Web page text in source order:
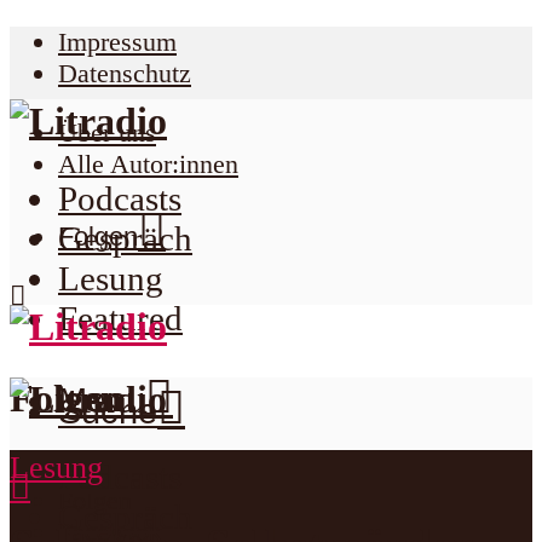
Impressum
Datenschutz
Über uns
Alle Autor:innen
Folgen
Folgen
Podcasts
Gespräch
Lesung
Featured
Menu
Suche
Podcasts
Lesung